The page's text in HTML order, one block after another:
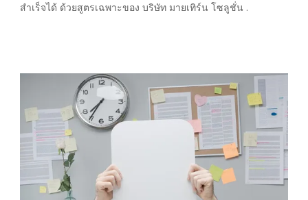
สำเร็จได้ ด้วยสูตรเฉพาะของ บริษัท มายเทิร์น โซลูชั่น .